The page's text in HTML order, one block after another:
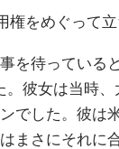
をめぐって立
を待ってい
。彼女は当時
した。彼
まさにそれに